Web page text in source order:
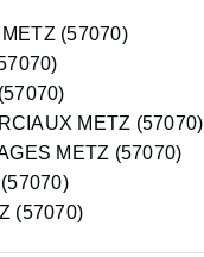
(57070)
METZ (57070)
METZ (57070)
(57070)